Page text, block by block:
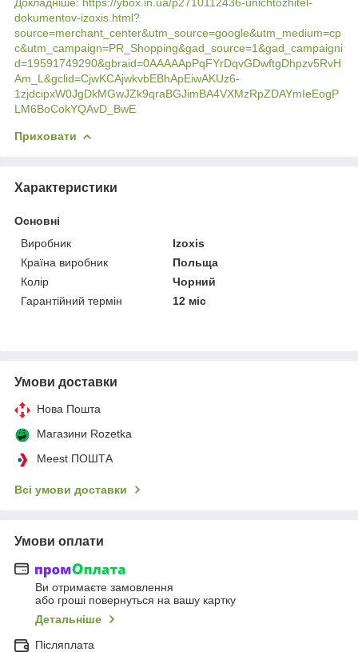
dokumentov-izoxis.html?
source=merchant_center&utm_source=google&utm_medium=cp
c&utm_campaign=PR_Shopping&gad_source=1&gad_campaigni
d=19591749290&gbraid=0AAAAApPqFYrDqvGDwftgDhpzv5RvH
Am_L&gclid=CjwKCAjwkvbEBhApEiwAKUz6-
1zjdcipxW0JgDkMGwJZk9qraBGJimBA4VXMzRpZDAYmIeEogP
LM6BoCokYQAvD_BwE
Приховати
Характеристики
Основні
Виробник
Izoxis
Країна виробник
Польща
Колір
Чорний
Гарантійний термін
12 міс
Умови доставки
Нова Пошта
Магазини Rozetka
Meest ПОШТА
Всі умови доставки
Умови оплати
Ви отримаєте замовлення
або гроші повернуться на вашу картку
Детальніше
Післяплата